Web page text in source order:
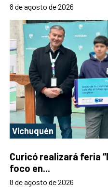
8 de agosto de 2026
Vichuquén
Curicó realizará feria
foco en...
8 de agosto de 2026